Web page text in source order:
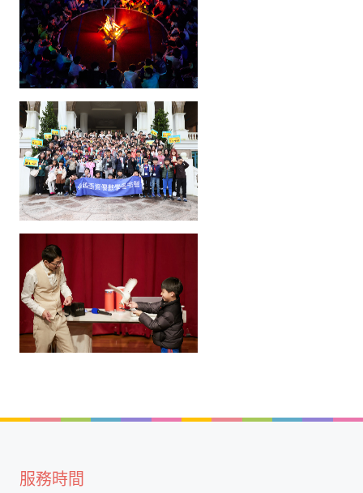
服務時間